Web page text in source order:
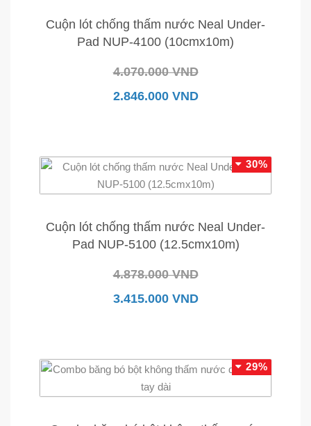
Cuộn lót chống thấm nước Neal Under-
Pad NUP-4100 (10cmx10m)
4.070.000 VND
2.846.000 VND
30%
Cuộn lót chống thấm nước Neal Under-
Pad NUP-5100 (12.5cmx10m)
4.878.000 VND
3.415.000 VND
29%